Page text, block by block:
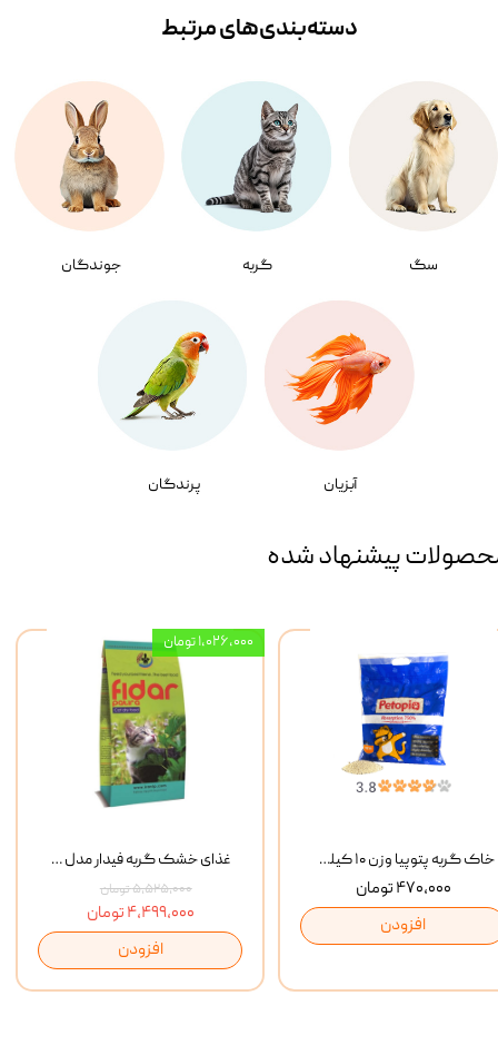
سگ گربه جوندگان
آبزیان پرندگان
دسته‌بندی‌‌های مرتبط
پیشنهاد شده
غذای خشک گربه فیدار مدل Adult وزن 10 کیلوگرم
۵,۵۲۵,۰۰۰ تومان
۴,۴۹۹,۰۰۰ تومان
افزودن
۱,۰۲۶,۰۰۰ تومان
خاک گربه پتوپیا وزن ۱۰ کیلوگرم
۴۷۰,۰۰۰ تومان
افزودن